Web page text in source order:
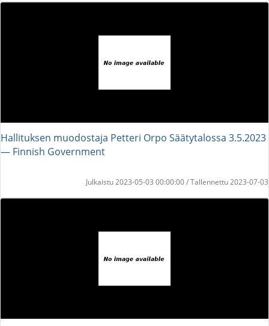
Hallituksen muodostaja Petteri Orpo Säätytalossa 3.5.2023
― Finnish Government
Julkaistu 2023-05-03 00:00:00 / Tallennettu 2023-07-03